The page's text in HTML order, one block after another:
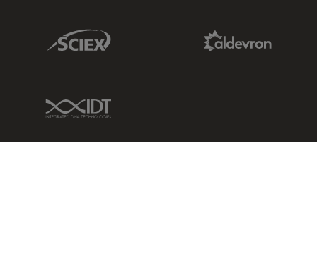
Sciex Link
IDT Link